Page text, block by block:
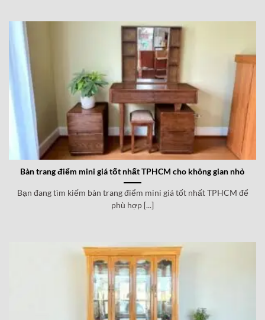
Bàn trang điểm mini giá tốt nhất TPHCM cho không gian nhỏ
Bạn đang tìm kiếm bàn trang điểm mini giá tốt nhất TPHCM để
phù hợp [...]